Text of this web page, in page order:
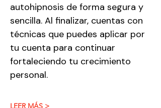
autohipnosis de forma segura y
sencilla. Al finalizar, cuentas con
técnicas que puedes aplicar por
tu cuenta para continuar
fortaleciendo tu crecimiento
personal.
LEER MÁS >